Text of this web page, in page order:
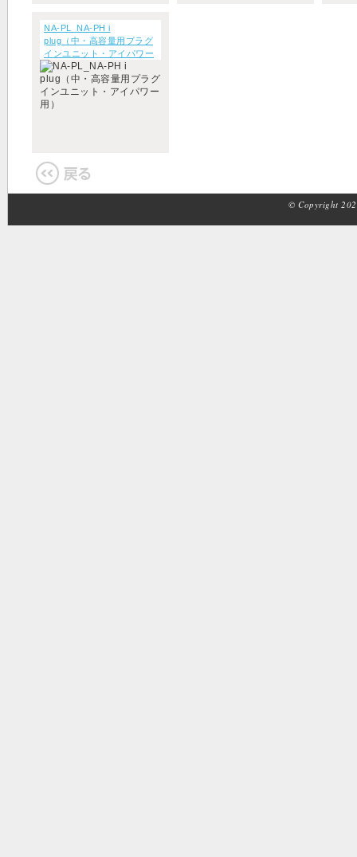
NA-PL_NA-PH i
plug（中・高容量用プラグ
インユニット・アイパワー
用）
© Copyright